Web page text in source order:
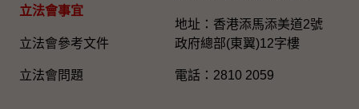
立法會事宜
立法會參考文件
立法會問題
地址：香港添馬添美道2號
政府總部(東翼)12字樓
電話：2810 2059